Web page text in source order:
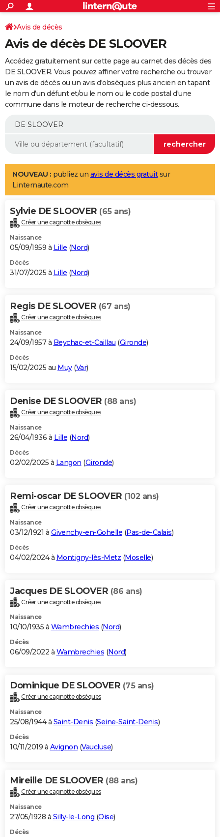
ACTUALITÉS
Politique
Société
Faits Divers
Education
Monde
Villes
+
SPORT
Coupe du monde 2026
Football
Tennis
Cyclisme
Rugby
Forum
Programme TV
TNT
Streaming
Cinéma
Sorties cinéma
Musique
+
FINANCE
Impôts
Immobilier
Risques naturels par ville
Banque
Assurance
Crédit
AUTO
Essais
Réserver un essai
Citadines
Berlines
SUV
Forum auto
+
Mobiles
Meilleur smartphone
Internet
Ordinateurs
Jeux vidéo
Guide high-tech
Aménagement intérieur
LIFESTYLE
Art de vivre
Bien-être
Loisirs
Mode
Modes de vie
Alimentation
Guide de la santé
Maladies
Médicaments
Sommeil
VOYAGE
Destinations
City break
Voyage nature
Voyage de noces
Forum
Climat
+PHOTO
GUIDES D'ACHAT
BONS PLANS
Carte de Noël
Carte Bonne année
Carte Saint-Valentin
Carte Pâques
Carte d'anniversaire
DICTIONNAIRE
Dictionnaire
Biographies
Citations
Expressions
Proverbes
PROGRAMME TV
S'inscrire
Se connecter
Lycées
Collèges
Primaires
Universités
Entreprises
Service militaire
Avis de recherche
AVIS DE DÉCÈS
Bricolage
Lifestyle
Culture
Sport
Auto
Television
Voyage
Cinema
Avis de décès
Avis de décès DE SLOOVER
Accédez gratuitement sur cette page au carnet des décès des
DE SLOOVER. Vous pouvez affiner votre recherche ou trouver
un avis de décès ou un avis d'obsèques plus ancien en tapant
le nom d'un défunt et/ou le nom ou le code postal d'une
commune dans le moteur de recherche ci-dessous.
NOUVEAU : publiez un avis de décès gratuitsur
Linternaute.com
Sylvie DE SLOOVER (65 ans)
Créer une cagnotte obsèques
Naissance
05/09/1959 à Lille (Nord)
Décès
31/07/2025 à Lille (Nord)
Regis DE SLOOVER (67 ans)
Créer une cagnotte obsèques
Naissance
24/09/1957 à Beychac-et-Caillau (Gironde)
Décès
15/02/2025 au Muy(Var)
Denise DE SLOOVER (88 ans)
Créer une cagnotte obsèques
Naissance
26/04/1936 à Lille (Nord)
Décès
02/02/2025 à Langon (Gironde)
Remi-oscar DE SLOOVER (102 ans)
Créer une cagnotte obsèques
Naissance
03/12/1921 à Givenchy-en-Gohelle (Pas-de-Calais)
Décès
04/02/2024 à Montigny-lès-Metz (Moselle)
Jacques DE SLOOVER (86 ans)
Créer une cagnotte obsèques
Naissance
10/10/1935 à Wambrechies (Nord)
Décès
06/09/2022 à Wambrechies (Nord)
Dominique DE SLOOVER (75 ans)
Créer une cagnotte obsèques
Naissance
25/08/1944 à Saint-Denis (Seine-Saint-Denis)
Décès
10/11/2019 à Avignon (Vaucluse)
Mireille DE SLOOVER (88 ans)
Créer une cagnotte obsèques
Naissance
27/05/1928 à Silly-le-Long (Oise)
Décès